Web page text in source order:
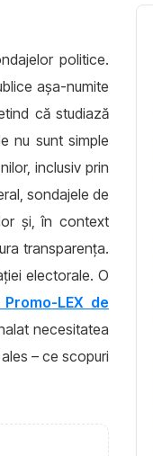
politice.
așa-numite
că studiază
nu sunt simple
inclusiv prin
sondajele de
și, în context
transparența.
electorale. O
LEX de
necesitatea
– ce scopuri